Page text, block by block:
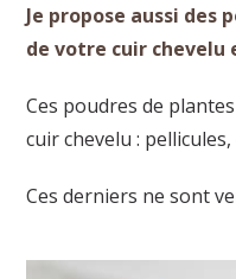
Je propose aussi des
de votre cuir chevelu
Ces poudres de
cuir chevelu :
Ces derniers ne sont